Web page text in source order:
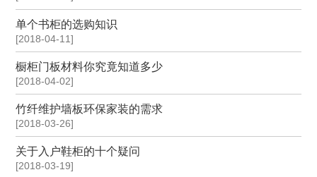
单个书柜的选购知识
[2018-04-11]
橱柜门板材料你究竟知道多少
[2018-04-02]
竹纤维护墙板环保家装的需求
[2018-03-26]
关于入户鞋柜的十个疑问
[2018-03-19]